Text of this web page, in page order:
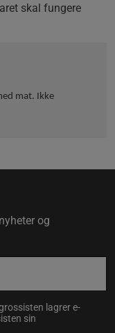
skal fungere
mat. Ikke
og
lagrer e-
sin